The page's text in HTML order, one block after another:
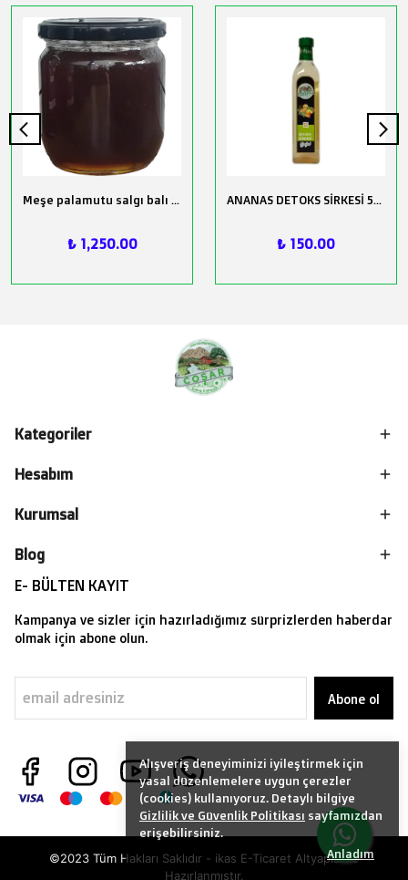
Alışveriş deneyiminizi iyileştirmek için
yasal düzenlemelere uygun çerezler
(cookies) kullanıyoruz. Detaylı bilgiye
Gizlilik ve Güvenlik Politikası sayfamızdan
erişebilirsiniz.
Anladım
Meşe palamutu salgı balı Net 500 gr.
₺ 1,250.00
ANANAS DETOKS SİRKESİ 500ML
₺ 150.00
Kategoriler
Hesabım
Kurumsal
Blog
E- BÜLTEN KAYIT
Kampanya ve sizler için hazırladığımız sürprizlerden haberdar
olmak için abone olun.
Abone ol
©2023 Tüm Hakları Saklıdır - ikas E-Ticaret Altyapısı ile
Hazırlanmıştır.